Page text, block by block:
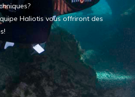
Haliotis vous offriront des